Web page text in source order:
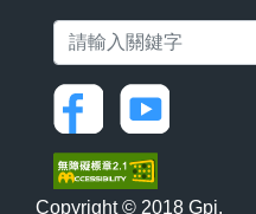
Copyright © 2018 Gpi.